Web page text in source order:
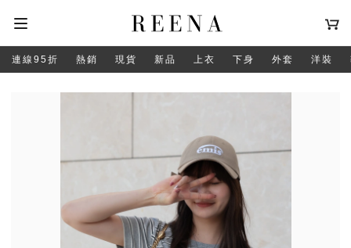
連線95折 熱銷 現貨 新品 上衣 下身 外套 洋裝